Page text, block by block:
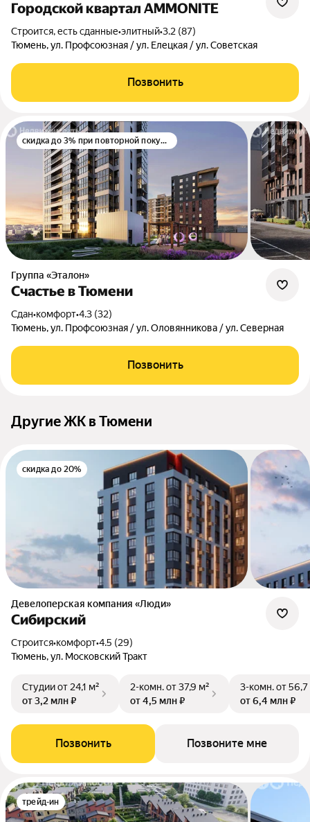
Городской квартал AMMONITE
Строится, есть сданные•элитный•3.2 (87)
Тюмень, ул. Профсоюзная / ул. Елецкая / ул. Советская
Позвонить
скидка до 3% при повторной покупке
Группа «Эталон»
Счастье в Тюмени
Сдан•комфорт•4.3 (32)
Тюмень, ул. Профсоюзная / ул. Оловянникова / ул. Северная
Позвонить
Другие ЖК в Тюмени
скидка до 20%
Девелоперская компания «Люди»
Сибирский
Строится•комфорт•4.5 (29)
Тюмень, ул. Московский Тракт
Студииот 24,1 м²
от 3,2 млн ₽
2-комн.от 37,9 м²
от 4,5 млн ₽
3-комн.от 56,7
от 6,4 млн ₽
Позвонить Позвоните мне
трейд-ин